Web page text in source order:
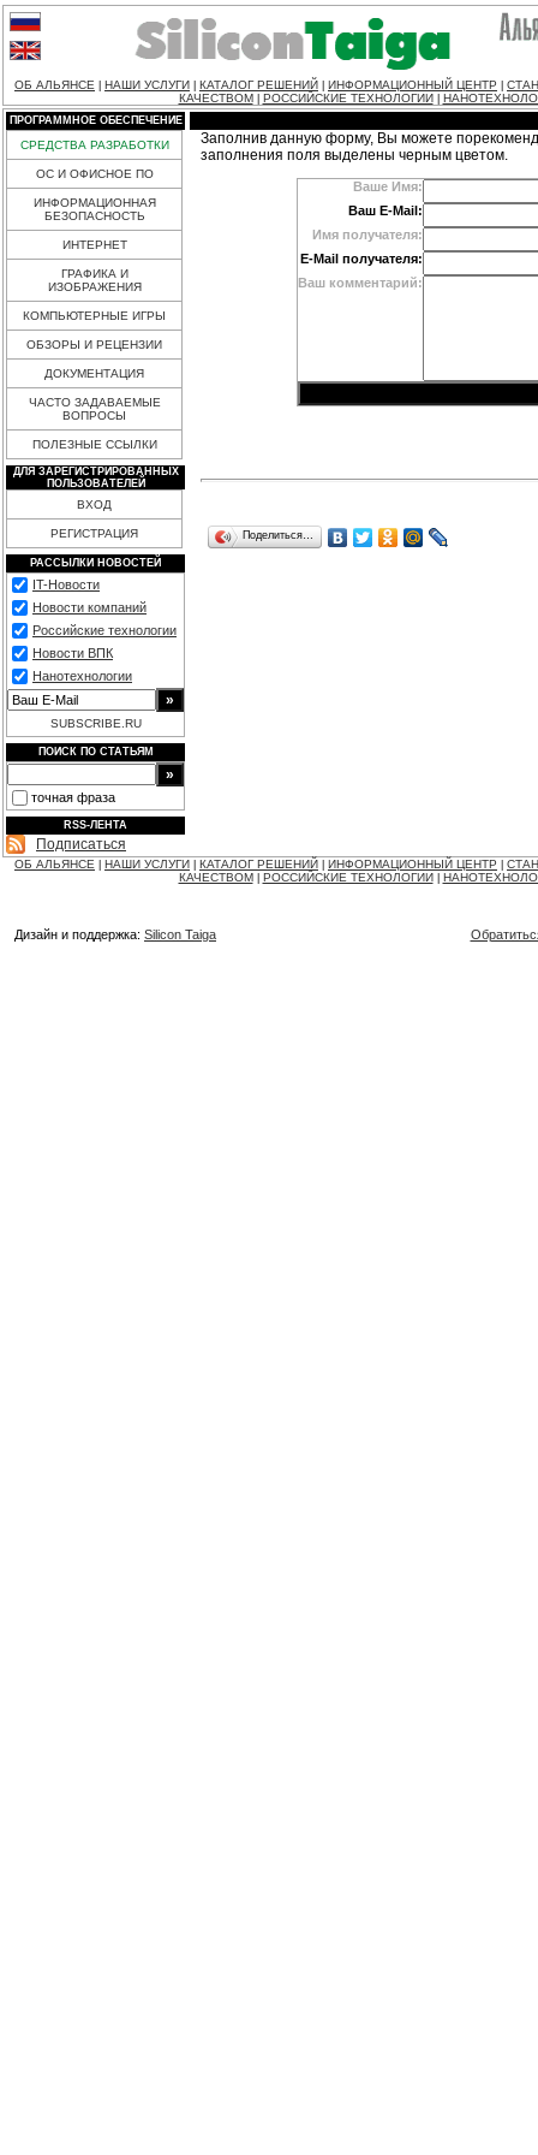
ОБ АЛЬЯНСЕ НАШИ УСЛУГИ КАТАЛОГ РЕШЕНИЙ ИНФОРМАЦИОННЫЙ ЦЕНТР
КАЧЕСТВОМ
РОССИЙСКИЕ ТЕХНОЛОГИИ
ПРОГРАММНОЕ ОБЕСПЕЧЕНИЕ
СРЕДСТВА РАЗРАБОТКИ
ОС И ОФИСНОЕ ПО
ИНФОРМАЦИОННАЯ
БЕЗОПАСНОСТЬ
ИНТЕРНЕТ
ГРАФИКА И
ИЗОБРАЖЕНИЯ
КОМПЬЮТЕРНЫЕ ИГРЫ
ОБЗОРЫ И РЕЦЕНЗИИ
ДОКУМЕНТАЦИЯ
ЧАСТО ЗАДАВАЕМЫЕ
ВОПРОСЫ
ПОЛЕЗНЫЕ ССЫЛКИ
ДЛЯ ЗАРЕГИСТРИРОВАННЫХ
ПОЛЬЗОВАТЕЛЕЙ
ВХОД
РЕГИСТРАЦИЯ
РАССЫЛКИ НОВОСТЕЙ
IT-Новости
Новости компаний
Российские технологии
Новости ВПК
Нанотехнологии
SUBSCRIBE.RU
ПОИСК ПО СТАТЬЯМ
точная фраза
RSS-ЛЕНТА
Подписаться
Заполнив данную форму, Вы можете
заполнения поля выделены черным цветом.
Ваше Имя:
Ваш E-Mail:
Имя получателя:
E-Mail получателя:
Ваш комментарий:
Поделиться…
ОБ АЛЬЯНСЕ НАШИ УСЛУГИ КАТАЛОГ РЕШЕНИЙ ИНФОРМАЦИОННЫЙ ЦЕНТР
КАЧЕСТВОМ
РОССИЙСКИЕ ТЕХНОЛОГИИ
Дизайн и поддержка: Silicon Taiga